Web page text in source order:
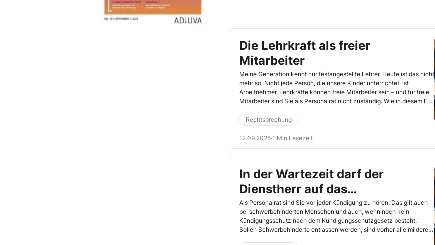
Die Lehrkraft als freier
Mitarbeiter
Meine Generation kennt nur festangestellte Lehrer. Heute ist das nicht
mehr so. Nicht jede Person, die unsere Kinder unterrichtet, ist
Arbeitnehmer. Lehrkräfte können freie Mitarbeiter sein – und für freie
Mitarbeiter sind Sie als Personalrat nicht zuständig. Wie in diesem Fall
10650/24).
Rechtsprechung
12.09.2025·1 Min Lesezeit
In der Wartezeit darf der
Dienstherr auf das
Präventionsverfahren verzichten
Als Personalrat sind Sie vor jeder Kündigung zu hören. Das gilt auch
bei schwerbehinderten Menschen und auch, wenn noch kein
Kündigungsschutz nach dem Kündigungsschutzgesetz besteht.
Sollen Schwerbehinderte entlassen werden, sind vorher alle milderen